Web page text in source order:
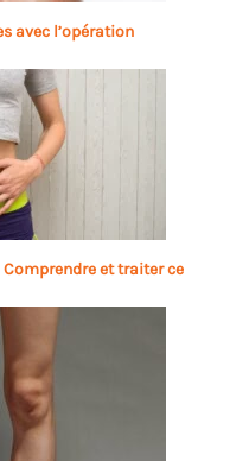
avec l’opération
et traiter ce